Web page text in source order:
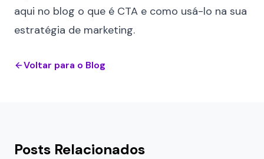
aqui no blog o que é CTA e como usá-lo na sua
estratégia de marketing.
Voltar para o Blog
Posts Relacionados